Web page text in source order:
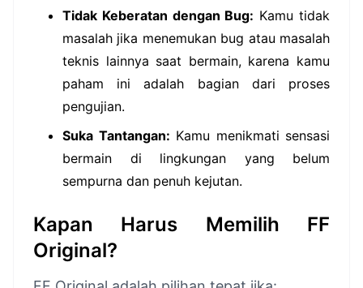
Tidak Keberatan dengan Bug: Kamu tidak
masalah jika menemukan bug atau masalah
teknis lainnya saat bermain, karena kamu
paham ini adalah bagian dari proses
pengujian.
Suka Tantangan: Kamu menikmati sensasi
bermain di lingkungan yang belum
sempurna dan penuh kejutan.
Kapan Harus Memilih FF
Original?